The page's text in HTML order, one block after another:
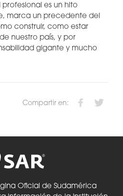
es un hito
marca un precedente del
construir, como estar
nuestro país, y por
gigante y mucho
Compartir en:
Oficial de Sudamérica